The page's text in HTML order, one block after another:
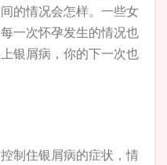
的情况会怎样。一些女
一次怀孕发生的情况也
银屑病，你的下一次也
制住银屑病的症状，情